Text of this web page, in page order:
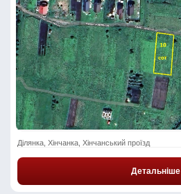
Ділянка, Хінчанка, Хінчанський проїзд
Детальніше